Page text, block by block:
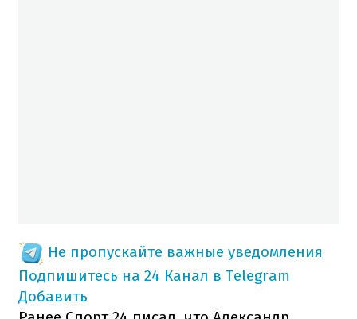
Не пропускайте важные уведомления
Подпишитесь на 24 Канал в Telegram
Добавить